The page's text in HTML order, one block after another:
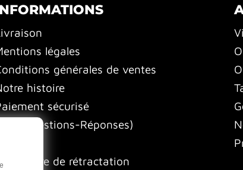
légales
générales de ventes
histoire
sécurisé
FAQ (Questions-Réponses)
de rétractation